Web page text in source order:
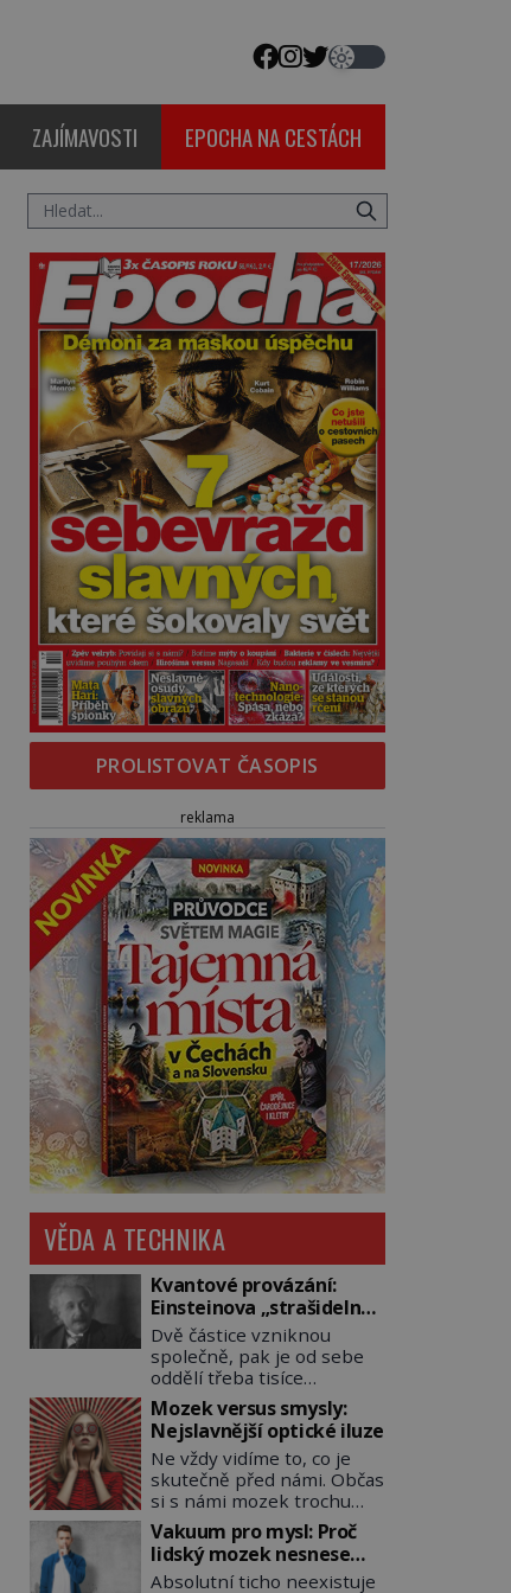
ZAJÍMAVOSTI EPOCHA NA CESTÁCH
PROLISTOVAT ČASOPIS
reklama
VĚDA A TECHNIKA
Kvantové provázání:
Einsteinova „strašidelná
akce na dálku“ dál mate i
fascinuje vědce
Dvě částice vzniknou
společně, pak je od sebe
oddělí třeba tisíce
kilometrů. Přesto se při
měření chovají, jako by
mezi nimi existovalo
neviditelné pouto. Albert
Einstein tomu s jistou
dávkou ironie říká
„strašidelná akce na dálku“
a dlouhá desetiletí věří, že
musí existovat jednodušší
Mozek versus smysly:
Nejslavnější optické iluze
Ne vždy vidíme to, co je
skutečně před námi. Občas
si s námi mozek trochu
pohraje. A my pak doslova
nevěříme vlastním očím!
Jak vznikají ty
nejpodivnější optické
Vakuum pro mysl: Proč
lidský mozek nesnese
absolutní klid a začne si
Absolutní ticho neexistuje